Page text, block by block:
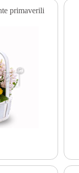
primaverili